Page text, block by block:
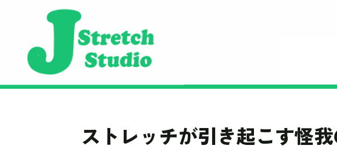
ストレッチが引き起こす怪